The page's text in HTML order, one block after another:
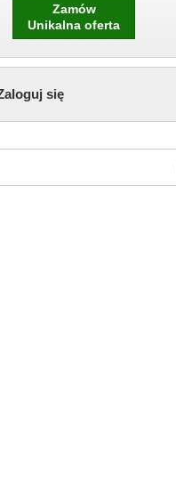
Zamów
Unikalna oferta
się